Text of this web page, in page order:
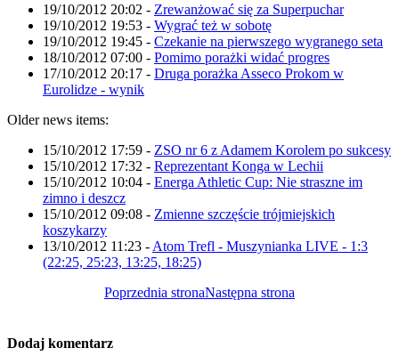
19/10/2012 20:02 - Zrewanżować się za Superpuchar
19/10/2012 19:53 - Wygrać też w sobotę
19/10/2012 19:45 - Czekanie na pierwszego wygranego seta
18/10/2012 07:00 - Pomimo porażki widać progres
17/10/2012 20:17 - Druga porażka Asseco Prokom w
Eurolidze - wynik
Older news items:
15/10/2012 17:59 - ZSO nr 6 z Adamem Korolem po sukcesy
15/10/2012 17:32 - Reprezentant Konga w Lechii
15/10/2012 10:04 - Energa Athletic Cup: Nie straszne im
zimno i deszcz
15/10/2012 09:08 - Zmienne szczęście trójmiejskich
koszykarzy
13/10/2012 11:23 - Atom Trefl - Muszynianka LIVE - 1:3
(22:25, 25:23, 13:25, 18:25)
Poprzednia stronaNastępna strona
Dodaj komentarz